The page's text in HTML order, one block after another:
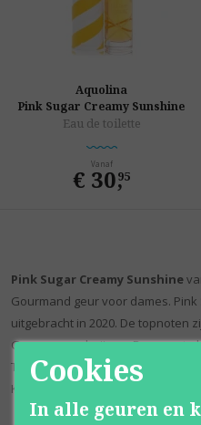
Aquolina
Pink Sugar Creamy Sunshine
Eau de toilette
Vanaf
€ 30,
95
Pink Sugar Creamy Sunshine
Gourmand geur voor dames.
uitgebracht in 2020. De topnoten
Groene mandarijn en Bergamot;
Tiarébloem, Gardenia en Mimosa;
Karamel, Monoï-olie, Sandelhout
Cookies
In alle geuren en